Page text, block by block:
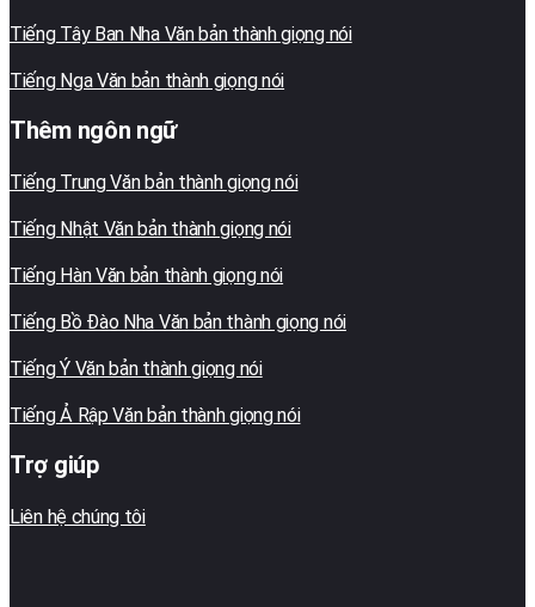
Tiếng Tây Ban Nha Văn bản thành giọng nói
Tiếng Nga Văn bản thành giọng nói
Thêm ngôn ngữ
Tiếng Trung Văn bản thành giọng nói
Tiếng Nhật Văn bản thành giọng nói
Tiếng Hàn Văn bản thành giọng nói
Tiếng Bồ Đào Nha Văn bản thành giọng nói
Tiếng Ý Văn bản thành giọng nói
Tiếng Ả Rập Văn bản thành giọng nói
Trợ giúp
Liên hệ chúng tôi